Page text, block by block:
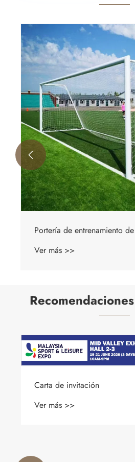
Portería de entrenamiento
Ver más >>

Carta de invitación
Ver más >>